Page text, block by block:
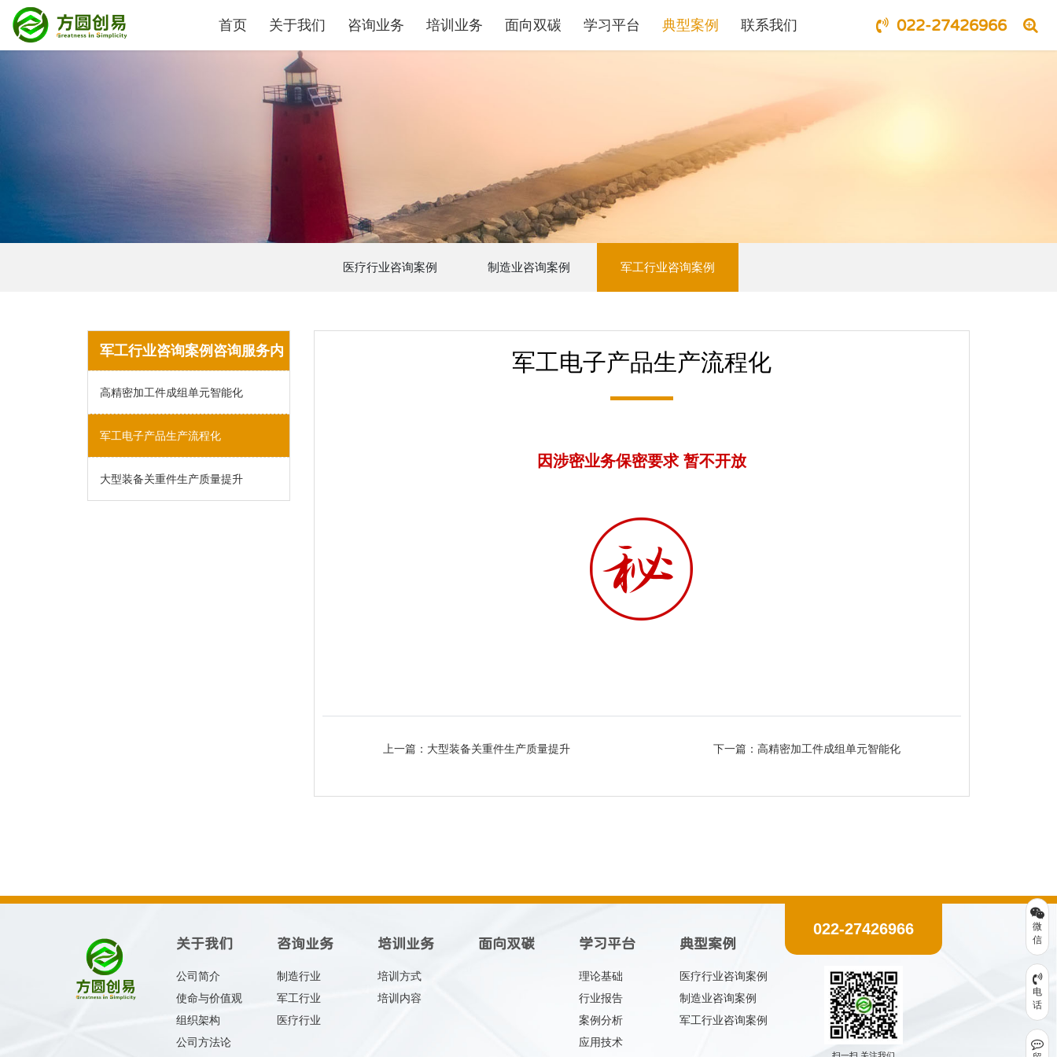
首页 关于我们 咨询业务 培训业务 面向双碳 学习平台 典型案例 联系我们 022-27426966
医疗行业咨询案例 制造业咨询案例 军工行业咨询案例
军工行业咨询案例咨询服务内
容列表
高精密加工件成组单元智能化
军工电子产品生产流程化
大型装备关重件生产质量提升
军工电子产品生产流程化
因涉密业务保密要求 暂不开放
上一篇： 大型装备关重件生产质量提升 下一篇：高精密加工件成组单元智能化
关于我们
公司简介
使命与价值观
组织架构
公司方法论
咨询业务
制造行业
军工行业
医疗行业
培训业务
培训方式
培训内容
面向双碳 学习平台
理论基础
行业报告
案例分析
应用技术
典型案例
医疗行业咨询案例
制造业咨询案例
军工行业咨询案例
022-27426966
微
信
电
话